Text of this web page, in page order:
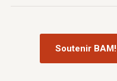
Soutenir BAM!